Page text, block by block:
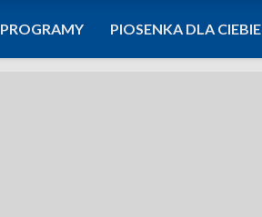
PROGRAMY PIOSENKA DLA CIEBIE